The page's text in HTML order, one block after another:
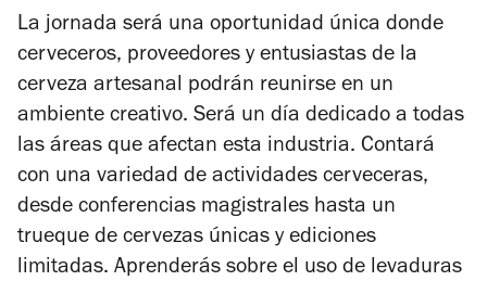
La jornada será una oportunidad única donde
cerveceros, proveedores y entusiastas de la
cerveza artesanal podrán reunirse en un
ambiente creativo. Será un día dedicado a todas
las áreas que afectan esta industria. Contará
con una variedad de actividades cerveceras,
desde conferencias magistrales hasta un
trueque de cervezas únicas y ediciones
limitadas. Aprenderás sobre el uso de levaduras